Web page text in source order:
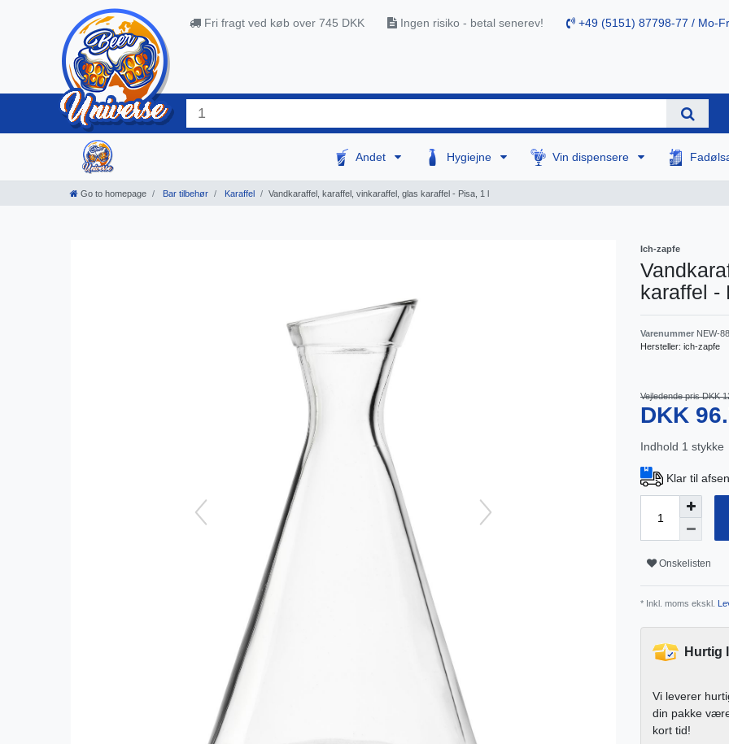
Fri fragt ved køb over 745 DKK Ingen risiko - betal senerev! +49 (5151) 87798-77 / Mo-
Andet Hygiejne Vin dispensere
Go to homepage Bar tilbehør Karaffel Vandkaraffel, karaffel, vinkaraffel, glas karaffel - Pisa, 1 l
Ich-zapfe
karaffel -
Varenummer NEW-
Hersteller: ich-zapfe
Vejledende pris DKK
DKK
Indhold 1 stykke
Klar til
Onskelisten
* Inkl. moms ekskl.
Hurtig
Vi leverer
din pakke
kort tid!